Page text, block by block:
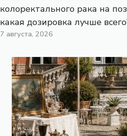
колоректального рака на
какая дозировка лучше
7 августа, 2026